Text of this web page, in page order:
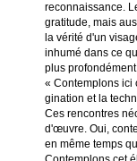
reconnaissance.
gratitude, mais
la vérité d'un
inhumé dans ce
plus
« Contemplons ici
gination et la
Ces rencontres
d'œuvre. Oui,
en même temps